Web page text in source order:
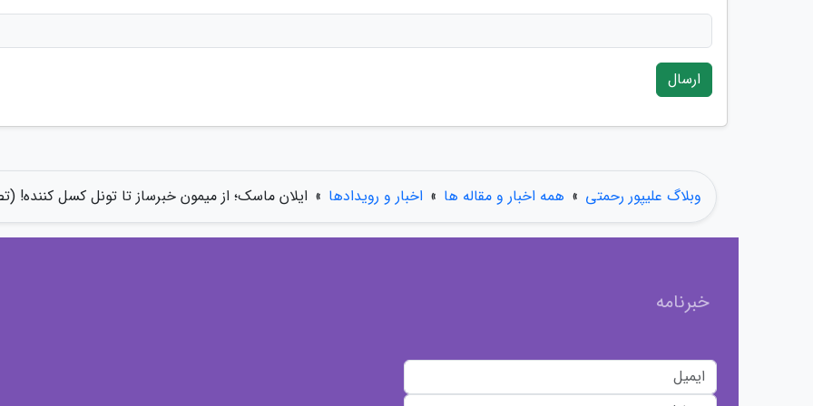
ارسال
وبلاگ علیپور رحمتی » همه اخبار و مقاله ها » اخبار و رویدادها » ایلان ماسک؛ از میمون خبرساز تا تونل کسل کننده!
خبرنامه